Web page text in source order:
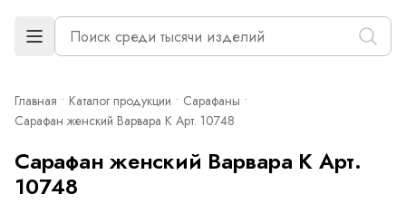
Главная Каталог продукции
Сарафаны
Сарафан женский Варвара К Арт. 10748
Сарафан женский Варвара К Арт.
10748